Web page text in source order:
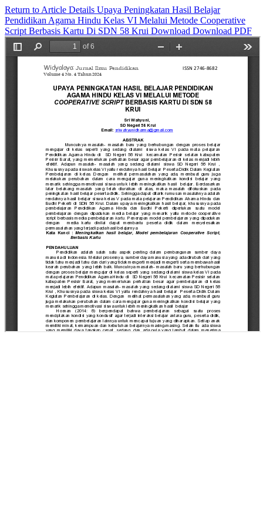
Return to Article Details Upaya Peningkatan Hasil Belajar
Pendidikan Agama Hindu Kelas VI Melalui Metode Cooperative
Script Berbasis Kartu Di SDN 58 Krui Download Download PDF